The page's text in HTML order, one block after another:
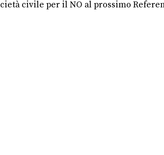
civile per il NO al prossimo